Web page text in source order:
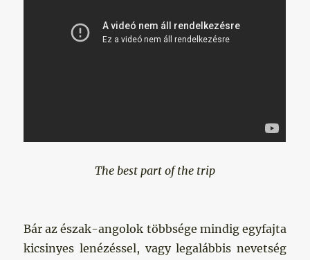
The best part of the trip
Bár az észak-angolok többsége mindig egyfajta
kicsinyes lenézéssel, vagy legalábbis nevetség